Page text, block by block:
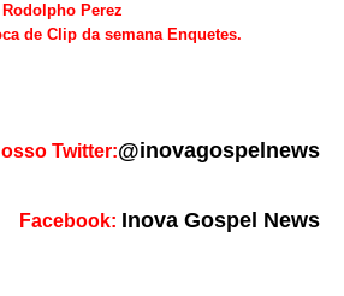
Perez
de Clip da semana Enquetes.
Twitter:@inovagospelnews
Facebook: Inova Gospel News